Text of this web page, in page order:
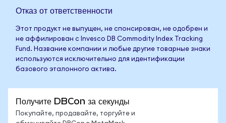
Отказ от ответственности
Этот продукт не выпущен, не спонсирован, не одобрен и
не аффилирован с Invesco DB Commodity Index Tracking
Fund. Название компании и любые другие товарные знаки
используются исключительно для идентификации
базового эталонного актива.
Получите DBCon за секунды
Покупайте, продавайте, торгуйте и